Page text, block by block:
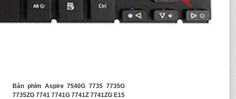
Bàn phím Aspire 7540G 7735 7735G
7735ZG 7741 7741G 7741Z 7741ZG E15